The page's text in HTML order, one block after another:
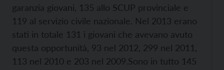
garanzia giovani, 135 allo SCUP provinciale e
119 al servizio civile nazionale. Nel 2013 erano
stati in totale 131 i giovani che avevano avuto
questa opportunità, 93 nel 2012, 299 nel 2011,
113 nel 2010 e 203 nel 2009.Sono in tutto 145